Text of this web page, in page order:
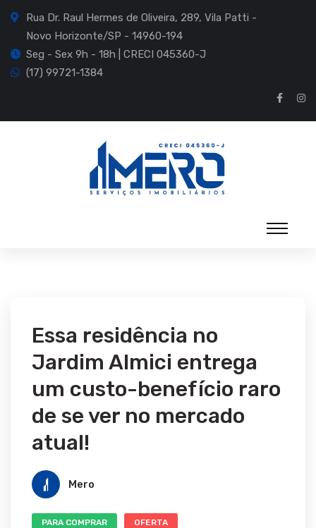
Rua Dr. Raul Hermes de Oliveira, 289, Vila Patti -
Novo Horizonte/SP - 14960-194
Seg - Sex 9h - 18h | CRECI 045360-J
(17) 99721-1384
Essa residência no
Jardim Almici entrega
um custo-benefício raro
de se ver no mercado
atual!
Mero
PARA COMPRAR OFERTA